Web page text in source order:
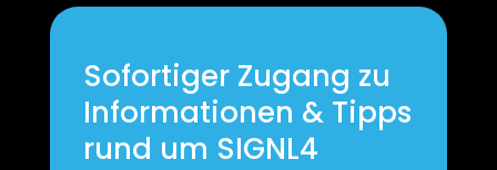
Sofortiger Zugang zu
Informationen & Tipps
rund um SIGNL4